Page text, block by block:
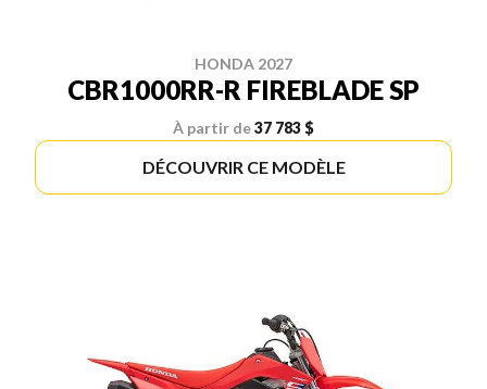
HONDA 2027
CBR1000RR-R FIREBLADE SP
À partir de37 783 $
DÉCOUVRIR CE MODÈLE